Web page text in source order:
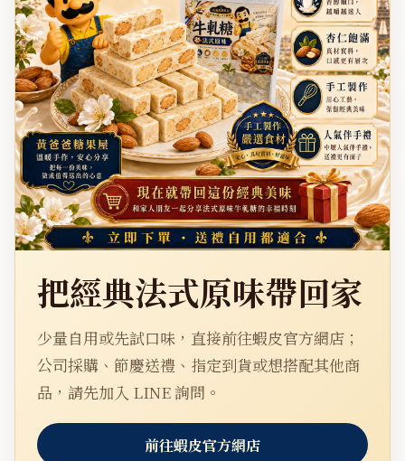
把經典法式原味帶回家
少量自用或先試口味，直接前往蝦皮官方網店；
公司採購、節慶送禮、指定到貨或想搭配其他商
品，請先加入 LINE 詢問。
前往蝦皮官方網店